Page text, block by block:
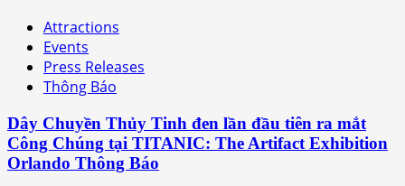
Attractions
Events
Press Releases
Thông Báo
Dây Chuyền Thủy Tinh đen lần đầu tiên ra mắt
Công Chúng tại TITANIC: The Artifact Exhibition
Orlando Thông Báo